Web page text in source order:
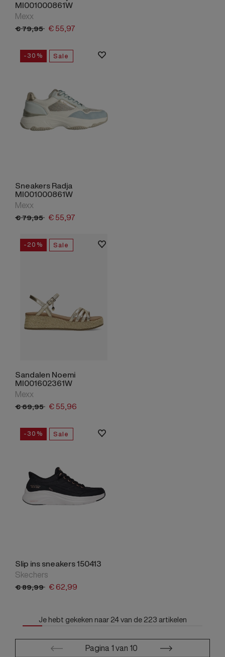
MI001000861W
Mexx
€79,95 €55,97
-30% Sale
Sneakers Radja
MI001000861W
Mexx
€79,95 €55,97
-20% Sale
Sandalen Noemi
MI001602361W
Mexx
€69,95 €55,96
-30% Sale
Slip ins sneakers 150413
Skechers
€89,99 €62,99
Je hebt gekeken naar24van de223 artikelen
Pagina1van 10